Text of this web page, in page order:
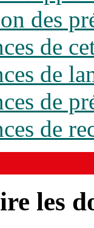
des
de
de
de
de
les